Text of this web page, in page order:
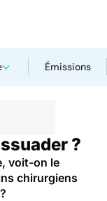
Émissions
?
voit-on le
chirurgiens